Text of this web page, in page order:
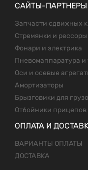
САЙТЫ-ПАРТНЕРЫ
Запчасти сдвижных
Стремянки и рессоры
Фонари и электрика
Пневомаппаратура
Оси и осевые
Амортизаторы
Брызговики для
Отбойники прицепов
ОПЛАТА И
ВАРИАНТЫ ОПЛАТЫ
ДОСТАВКА